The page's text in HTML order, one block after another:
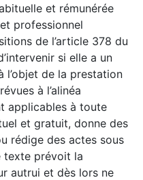
et rémunérée
professionnel
de l’article 378 du
si elle a un
de la prestation
à l’alinéa
applicables à toute
et gratuit, donne des
rédige des actes sous
texte prévoit la
autrui et dès lors ne